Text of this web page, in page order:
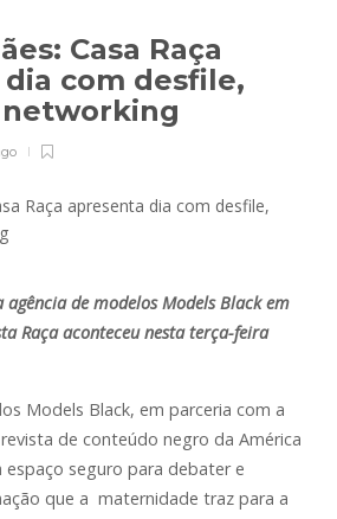
Casa Raça
com desfile,
agência de modelos Models Black em
Raça aconteceu nesta terça-feira
Models Black, em parceria com a
de conteúdo negro da América
seguro para debater e
que a maternidade traz para a